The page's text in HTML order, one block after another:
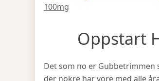
100mg
Oppstart
Det som no er Gubbetrimmen
der nokre har vore med alle